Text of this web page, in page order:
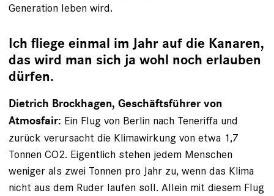
Generation leben wird.
Ich fliege einmal im Jahr auf die Kanaren,
das wird man sich ja wohl noch erlauben
dürfen.
Dietrich Brockhagen, Geschäftsführer von
Atmosfair: Ein Flug von Berlin nach Teneriffa und
zurück verursacht die Klima­wirkung von etwa 1,7
Tonnen CO2. Eigentlich stehen jedem Menschen
weniger als zwei Tonnen pro Jahr zu, wenn das Klima
nicht aus dem Ruder laufen soll. Allein mit diesem Flug